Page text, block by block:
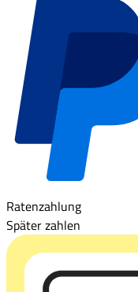
Ratenzahlung
Später zahlen